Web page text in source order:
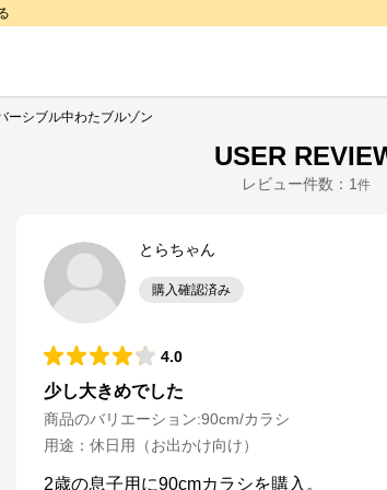
ーシブル中わたブルゾン
USER
レビュー件数： 1 件
とらちゃん
購入確認済み
4.0
少し大きめでした
商品のバリエーション:90cm/カラシ
用途 ： 休日用（お出かけ向け）
2歳の息子用に90cmカラシを購入。